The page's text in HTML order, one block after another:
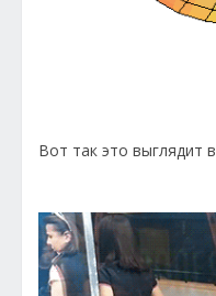
Вот так это выглядит